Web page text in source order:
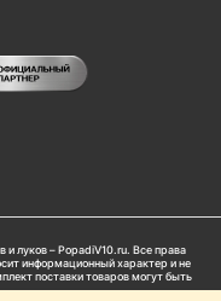
луков – PopadiV10.ru. Все права
информационный характер и не
поставки товаров могут быть